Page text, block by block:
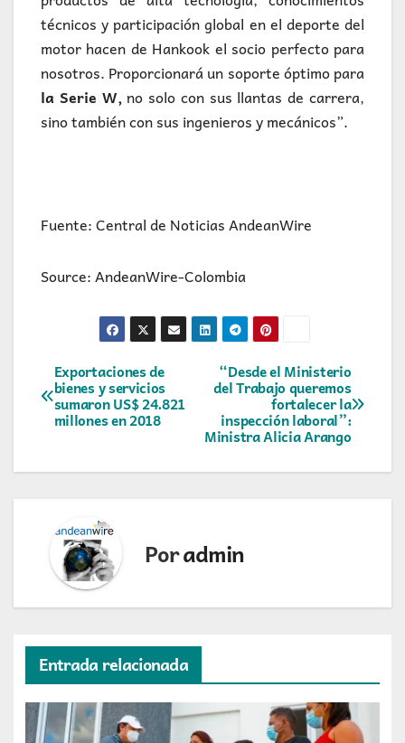
técnicos y participación global en el deporte del
motor hacen de Hankook el socio perfecto para
nosotros. Proporcionará un soporte óptimo para
la Serie W,no solo con sus llantas de carrera,
sino también con sus ingenieros y mecánicos”.
Fuente: Central de Noticias AndeanWire
Source: AndeanWire-Colombia
Navegación
de
“Desde el Ministerio
del Trabajo queremos
fortalecer la
inspección laboral”:
Ministra Alicia Arango
Exportaciones de
bienes y servicios
sumaron US$ 24.821
millones en 2018
Poradmin
Entrada relacionada